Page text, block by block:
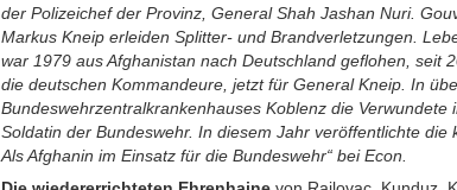
der Polizeichef der Provinz, General Shah Jashan Nuri.
Markus Kneip erleiden Splitter- und Brandverletzungen.
war 1979 aus Afghanistan nach Deutschland geflohen, seit
die deutschen Kommandeure, jetzt für General Kneip. In
Bundeswehrzentralkrankenhauses Koblenz die
Soldatin der Bundeswehr. In diesem Jahr veröffentlichte
Als Afghanin im Einsatz für die Bundeswehr“ bei Econ.